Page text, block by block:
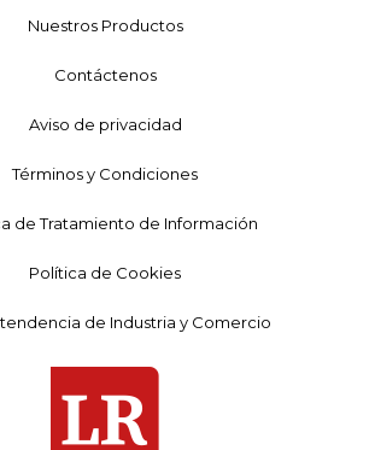
Nuestros Productos
Contáctenos
Aviso de privacidad
Términos y Condiciones
de Tratamiento de Información
Política de Cookies
de Industria y Comercio